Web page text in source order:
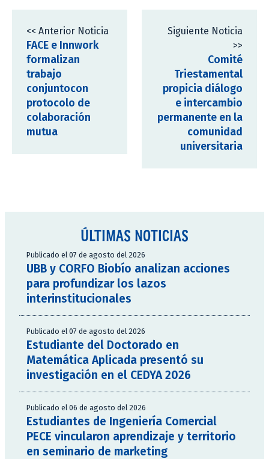
<< Anterior Noticia
FACE e Innwork
formalizan
trabajo
conjuntocon
protocolo de
colaboración
mutua
Siguiente Noticia
>>
Comité
Triestamental
propicia diálogo
e intercambio
permanente en la
comunidad
universitaria
ÚLTIMAS NOTICIAS
Publicado el 07 de agosto del 2026
UBB y CORFO Biobío analizan acciones
para profundizar los lazos
interinstitucionales
Publicado el 07 de agosto del 2026
Estudiante del Doctorado en
Matemática Aplicada presentó su
investigación en el CEDYA 2026
Publicado el 06 de agosto del 2026
Estudiantes de Ingeniería Comercial
PECE vincularon aprendizaje y territorio
en seminario de marketing